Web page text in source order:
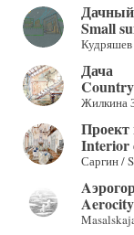
Дачный
Small
Дача
Жилкина
Проект
Interior
Саргин /
Aerocity